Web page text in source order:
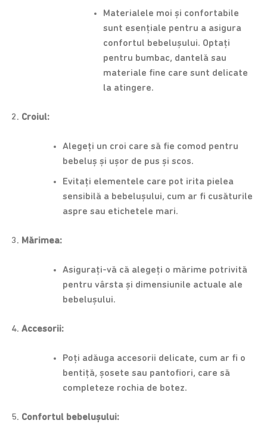
Materialele moi și confortabile
sunt esențiale pentru a asigura
confortul bebelușului. Optați
pentru bumbac, dantelă sau
materiale fine care sunt delicate
la atingere.
Croiul:
Alegeți un croi care să fie comod pentru
bebeluș și ușor de pus și scos.
Evitați elementele care pot irita pielea
sensibilă a bebelușului, cum ar fi cusăturile
aspre sau etichetele mari.
Mărimea:
Asigurați-vă că alegeți o mărime potrivită
pentru vârsta și dimensiunile actuale ale
bebelușului.
Accesorii:
Poți adăuga accesorii delicate, cum ar fi o
bentiță, șosete sau pantofiori, care să
completeze rochia de botez.
Confortul bebelușului: